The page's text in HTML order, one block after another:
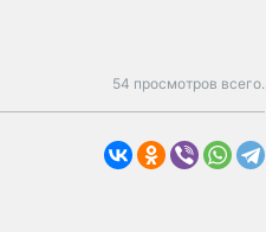
54 просмотров всего.